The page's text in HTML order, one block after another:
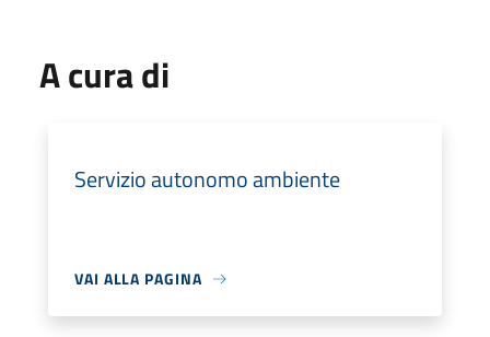
A cura di
Servizio autonomo ambiente
VAI ALLA PAGINA